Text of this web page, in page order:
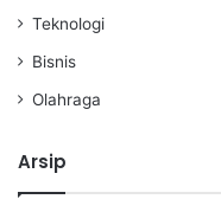
Teknologi
Bisnis
Olahraga
Arsip